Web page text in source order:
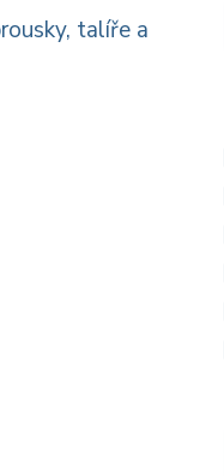
talíře a